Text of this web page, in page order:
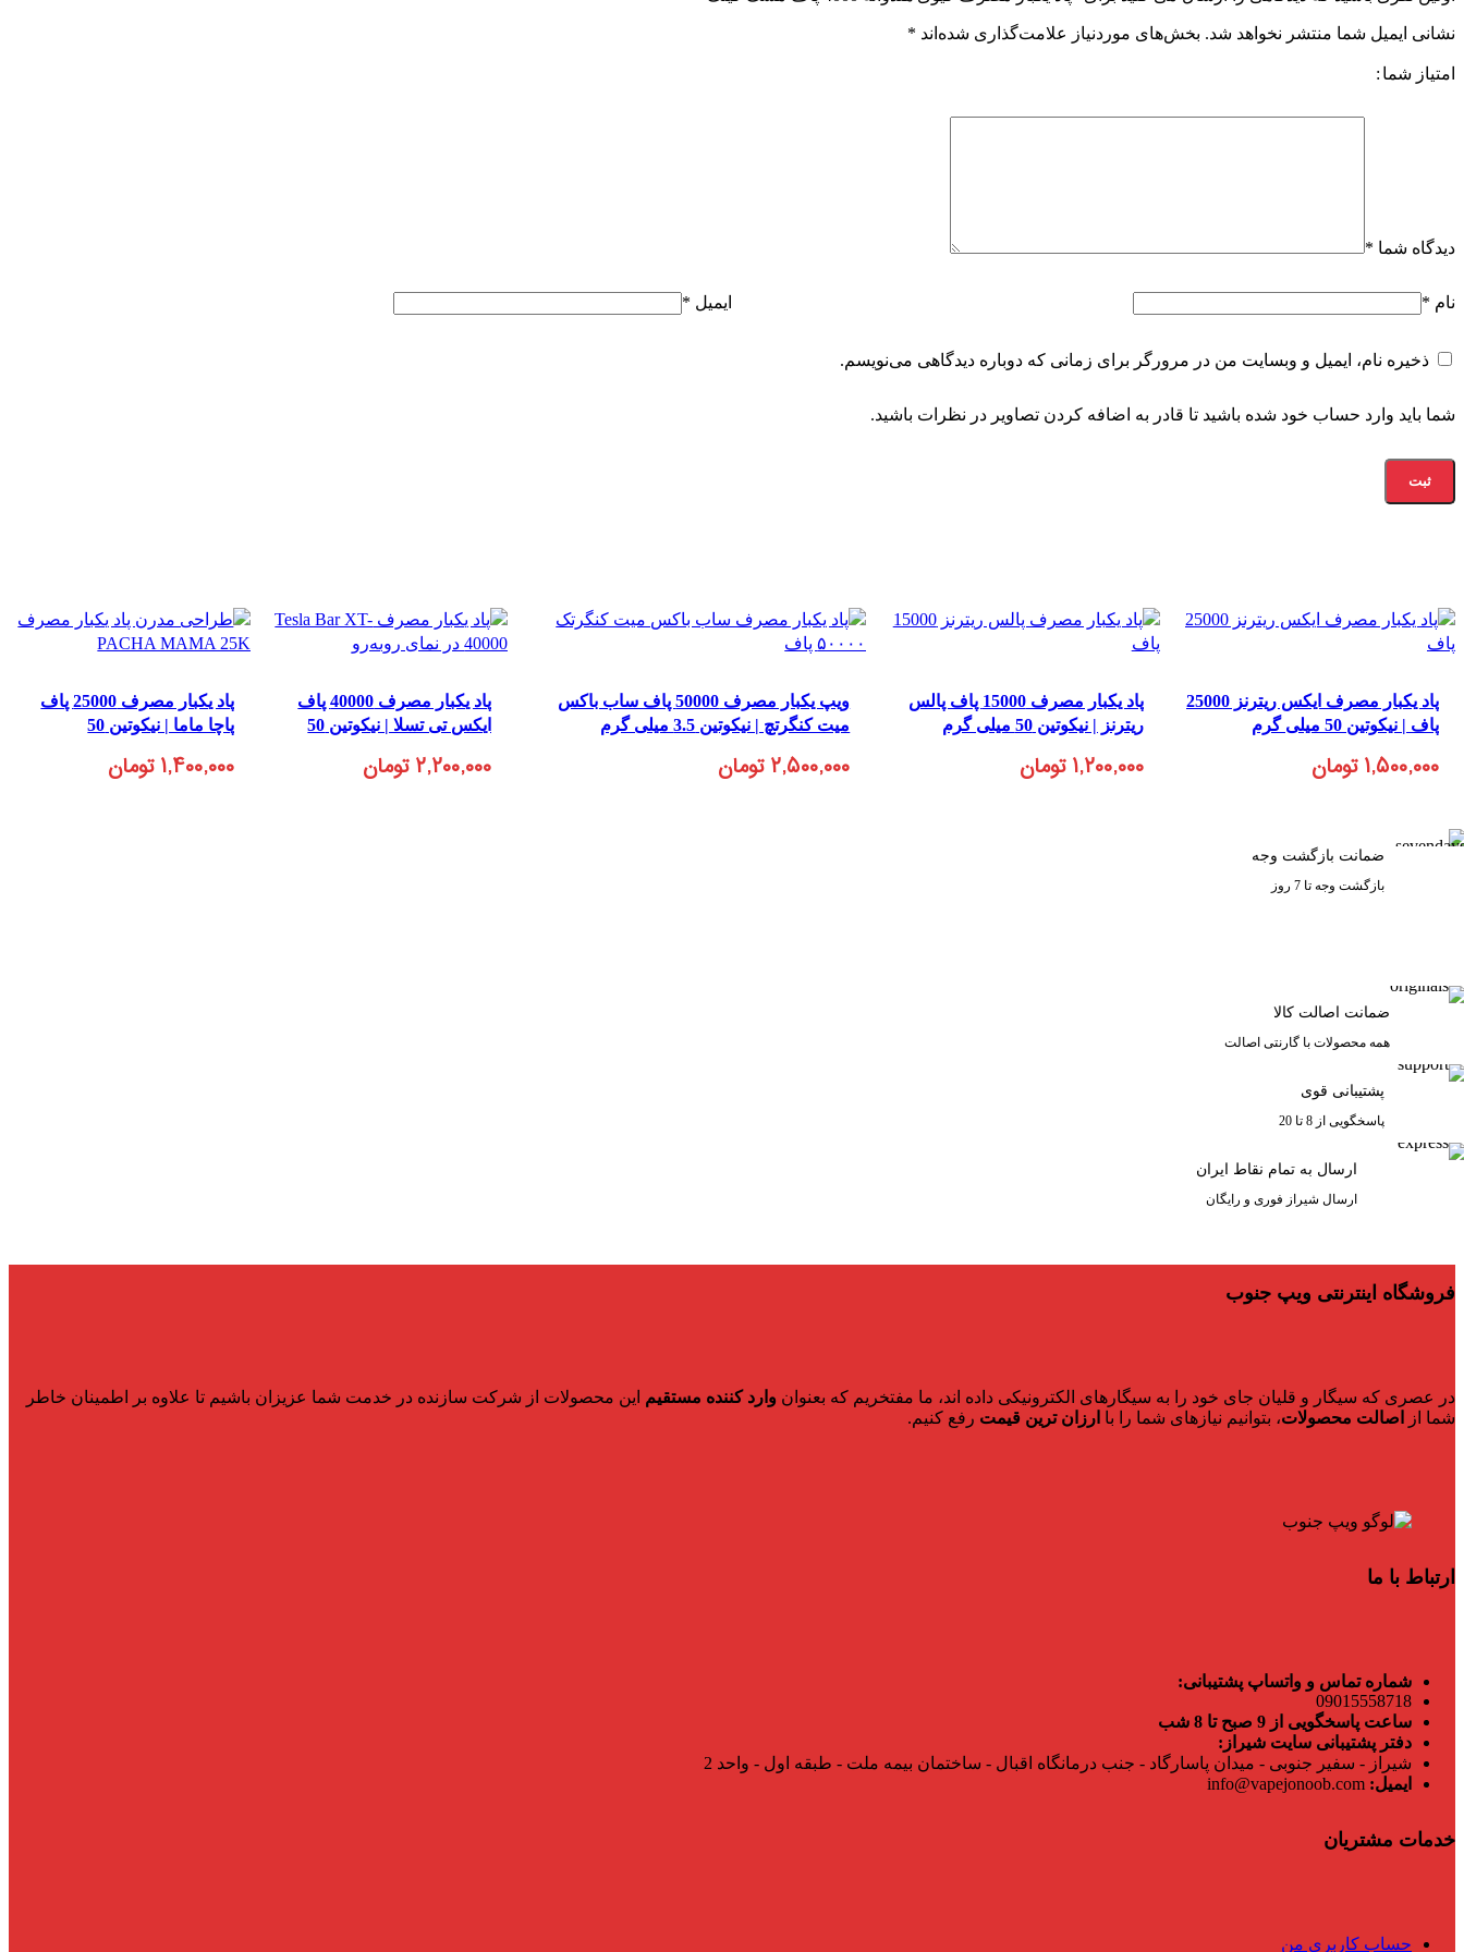
نشانی ایمیل شما منتشر نخواهد شد. بخش‌های موردنیاز علامت‌گذاری شده‌اند *
امتیاز شما
دیدگاه شما *
نام * ایمیل *
ذخیره نام، ایمیل و وبسایت من در مرورگر برای زمانی که دوباره دیدگاهی می‌نویسم.
شما باید وارد حساب خود شده باشید تا قادر به اضافه کردن تصاویر در نظرات باشید.
پاد یکبار مصرف ایکس ریترنز 25000
پاف | نیکوتین 50 میلی گرم
۱,۵۰۰,۰۰۰ تومان
پاد یکبار مصرف 15000 پاف پالس
ریترنز | نیکوتین 50 میلی گرم
۱,۲۰۰,۰۰۰ تومان
ویپ یکبار مصرف 50000 پاف ساب باکس
میت کنگرتچ | نیکوتین 3.5 میلی گرم
۲,۵۰۰,۰۰۰ تومان
پاد یکبار مصرف 40000 پاف
ایکس تی تسلا | نیکوتین 50
۲,۲۰۰,۰۰۰ تومان
پاد یکبار مصرف 25000 پاف
پاچا ماما | نیکوتین 50
۱,۴۰۰,۰۰۰ تومان
ضمانت بازگشت وجه
بازگشت وجه تا 7 روز
ضمانت اصالت کالا
همه محصولات با گارنتی اصالت
پشتیبانی قوی
پاسخگویی از 8 تا 20
ارسال به تمام نقاط ایران
ارسال شیراز فوری و رایگان
فروشگاه اینترنتی ویپ جنوب
در عصری که سیگار و قلیان جای خود را به سیگارهای الکترونیکی داده اند، ما مفتخریم که بعنوان وارد کننده مستقیم این محصولات از شرکت سازنده در خدمت شما عزیزان باشیم تا علاوه بر اطمینان خاطر
شما از
اصالت محصولات، بتوانیم نیازهای شما را با ارزان ترین قیمت رفع کنیم.
ارتباط با ما
شماره تماس و واتساپ پشتیبانی:
09015558718
ساعت پاسخگویی از 9 صبح تا 8 شب
دفتر پشتیبانی سایت شیراز:
شیراز - سفیر جنوبی - میدان پاسارگاد - جنب درمانگاه اقبال - ساختمان بیمه ملت - طبقه اول - واحد 2
ایمیل:
خدمات مشتریان
حساب کاربری من